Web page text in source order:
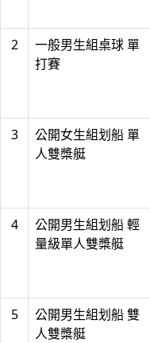
2
一般男生組桌球 單
打賽
3
公開女生組划船 單
人雙槳艇
4
公開男生組划船 輕
量級單人雙槳艇
5
公開男生組划船 雙
人雙槳艇